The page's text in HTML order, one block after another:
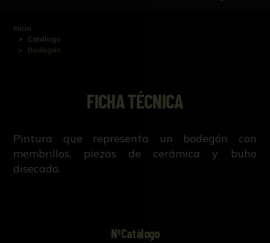
Inicio
Catálogo
Bodegón
FICHA TÉCNICA
Pintura que representa un bodegón con
membrillos, piezas de cerámica y buho
disecado.
NºCatálogo